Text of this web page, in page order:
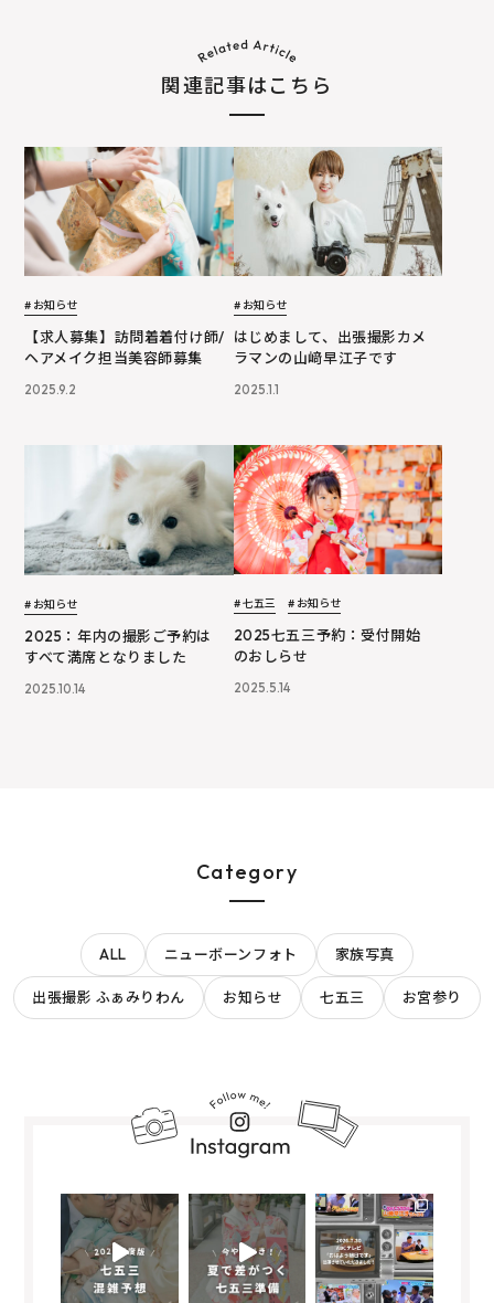
関連記事はこちら
# お知らせ
【求人募集】訪問着着付け師/
ヘアメイク担当美容師募集
2025.9.2
# お知らせ
はじめまして、出張撮影カメ
ラマンの山﨑早江子です
2025.1.1
# お知らせ
2025：年内の撮影ご予約は
すべて満席となりました
2025.10.14
# 七五三 # お知らせ
2025七五三予約：受付開始
のおしらせ
2025.5.14
Category
ALL ニューボーンフォト 家族写真
出張撮影 ふぁみりわん お知らせ 七五三 お宮参り